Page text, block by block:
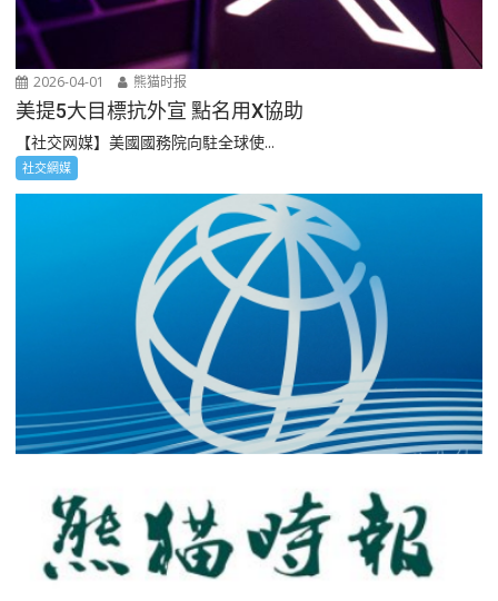
2026-04-01 熊猫时报
美提5大目標抗外宣 點名用X協助
【社交网媒】美國國務院向駐全球使...
社交網媒